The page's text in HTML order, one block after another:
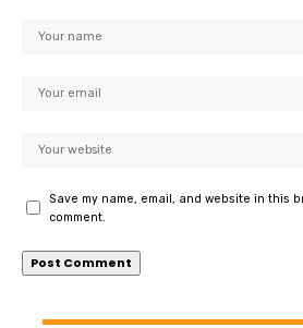
Save my name, email, and website in this
comment.